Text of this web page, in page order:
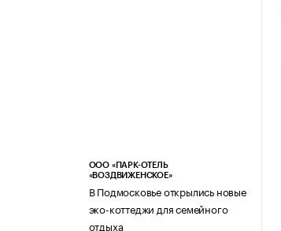
ООО «ПАРК-ОТЕЛЬ
«ВОЗДВИЖЕНСКОЕ»
В Подмосковье открылись новые
эко-коттеджи для семейного
отдыха